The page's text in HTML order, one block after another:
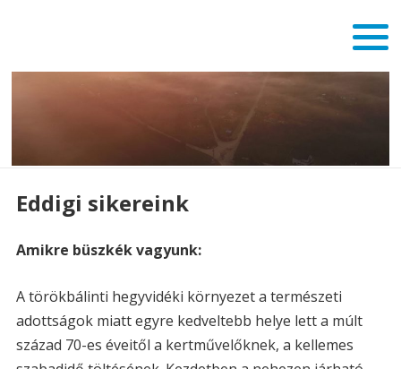
Eddigi sikereink
Amikre büszkék vagyunk:
A törökbálinti hegyvidéki környezet a természeti
adottságok miatt egyre kedveltebb helye lett a múlt
század 70-es éveitől a kertművelőknek, a kellemes